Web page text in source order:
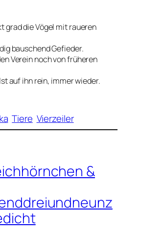
grad die Vögel mit raueren
bauschend Gefieder.
Verein noch von früheren
auf ihn rein, immer wieder.
Tiere Vierzeiler
&